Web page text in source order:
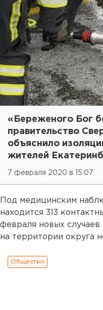
«Береженого Бог
правительство
объяснило
жителей
7 февраля 2020 в 15:07
Под медицинским
находится 313
февраля новых
на территории округа
Общество